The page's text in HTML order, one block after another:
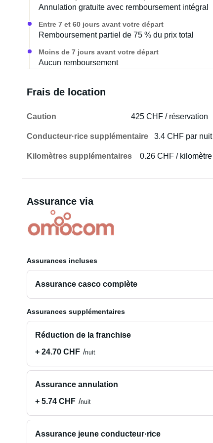
Annulation gratuite avec remboursement intégral
Entre 7 et 60 jours avant votre départ
Remboursement partiel de 75 % du prix total
Moins de 7 jours avant votre départ
Aucun remboursement
Frais de location
Caution 425 CHF / réservation
Conducteur·rice supplémentaire 3.4 CHF par nuit
Kilomètres supplémentaires 0.26 CHF / kilomètre
Assurance via
Assurances incluses
Assurance casco complète
Assurances supplémentaires
Réduction de la franchise
+ 24.70 CHF
nuit
Assurance annulation
+ 5.74 CHF
nuit
Assurance jeune conducteur·rice